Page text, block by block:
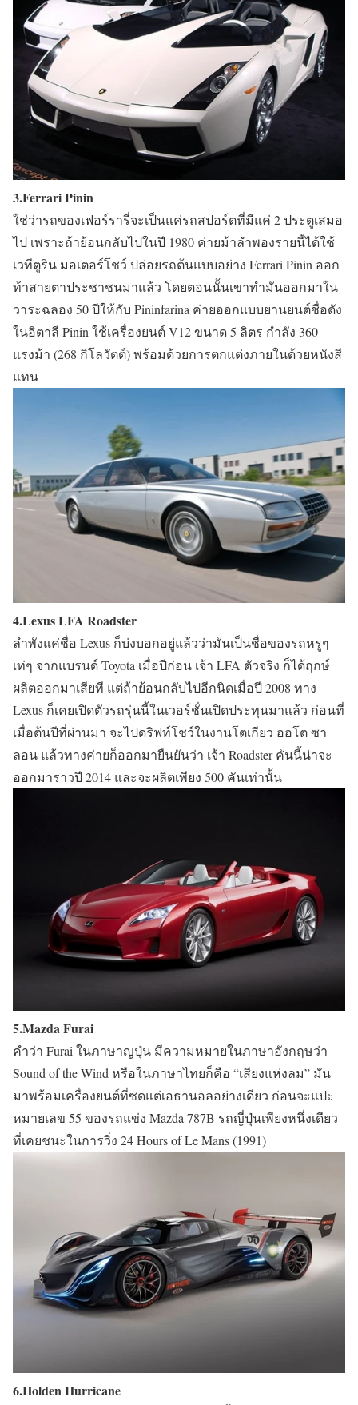
3.Ferrari Pinin
ใช่ว่ารถของเฟอร์รารี่จะเป็นแค่รถสปอร์ตที่มีแค่ 2 ประตูเสมอ
ไป เพราะถ้าย้อนกลับไปในปี 1980 ค่ายม้าลำพองรายนี้ได้ใช้
เวทีตูริน มอเตอร์โชว์ ปล่อยรถต้นแบบอย่าง Ferrari Pinin ออก
ท้าสายตาประชาชนมาแล้ว โดยตอนนั้นเขาทำมันออกมาใน
วาระฉลอง 50 ปีให้กับ Pininfarina ค่ายออกแบบยานยนต์ชื่อดัง
ในอิตาลี Pinin ใช้เครื่องยนต์ V12 ขนาด 5 ลิตร กำลัง 360
แรงม้า (268 กิโลวัตต์) พร้อมด้วยการตกแต่งภายในด้วยหนังสี
แทน
4.Lexus LFA Roadster
ลำพังแค่ชื่อ Lexus ก็บ่งบอกอยู่แล้วว่ามันเป็นชื่อของรถหรูๆ
เท่ๆ จากแบรนด์ Toyota เมื่อปีก่อน เจ้า LFA ตัวจริง ก็ได้ฤกษ์
ผลิตออกมาเสียที แต่ถ้าย้อนกลับไปอีกนิดเมื่อปี 2008 ทาง
Lexus ก็เคยเปิดตัวรถรุ่นนี้ในเวอร์ชั่นเปิดประทุนมาแล้ว ก่อนที่
เมื่อต้นปีที่ผ่านมา จะไปดริฟท์โชว์ในงานโตเกียว ออโต ซา
ลอน แล้วทางค่ายก็ออกมายืนยันว่า เจ้า Roadster คันนี้น่าจะ
ออกมาราวปี 2014 และจะผลิตเพียง 500 คันเท่านั้น
5.Mazda Furai
คำว่า Furai ในภาษาญปุ่น มีความหมายในภาษาอังกฤษว่า
Sound of the Wind หรือในภาษาไทยก็คือ “เสียงแห่งลม” มัน
มาพร้อมเครื่องยนต์ที่ซดแต่เอธานอลอย่างเดียว ก่อนจะแปะ
หมายเลข 55 ของรถแข่ง Mazda 787B รถญี่ปุ่นเพียงหนึ่งเดียว
ที่เคยชนะในการวิ่ง 24 Hours of Le Mans (1991)
6.Holden Hurricane